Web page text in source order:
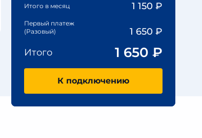
Итого в месяц 1 150 ₽
Первый платеж
(Разовый)
1 650 ₽
Итого
1 650 ₽
К подключению